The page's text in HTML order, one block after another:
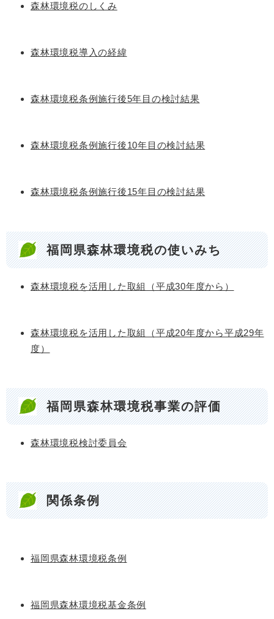
森林環境税のしくみ
森林環境税導入の経緯
森林環境税条例施行後5年目の検討結果
森林環境税条例施行後10年目の検討結果
森林環境税条例施行後15年目の検討結果
福岡県森林環境税の使いみち
森林環境税を活用した取組（平成30年度から）
森林環境税を活用した取組（平成20年度から平成29年
度）
福岡県森林環境税事業の評価
森林環境税検討委員会
関係条例
福岡県森林環境税条例
福岡県森林環境税基金条例